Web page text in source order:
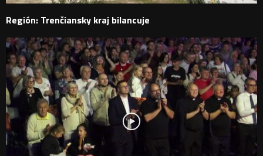
Región: Trenčiansky kraj bilancuje